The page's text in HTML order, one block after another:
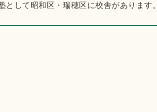
して昭和区・瑞穂区に校舎があります。